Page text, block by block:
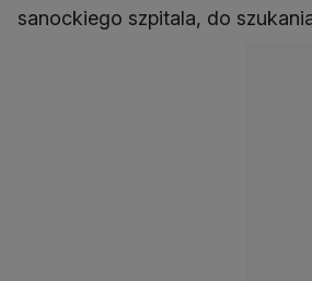
sanockiego szpitala, do